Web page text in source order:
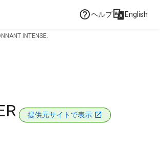
ヘルプ English
INTENSE.
提供元サイトで表示